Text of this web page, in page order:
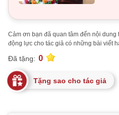
Cảm ơn bạn đã quan tâm đến nội dung
động lực cho tác giả có những bài viết
Đã tặng: 0
Tặng sao cho tác giả